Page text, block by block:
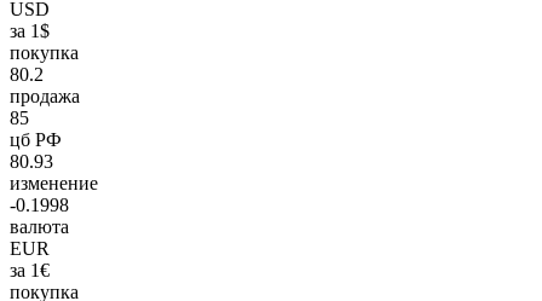
USD
за 1$
покупка
80.2
продажа
85
цб РФ
80.93
изменение
-0.1998
валюта
EUR
за 1€
покупка